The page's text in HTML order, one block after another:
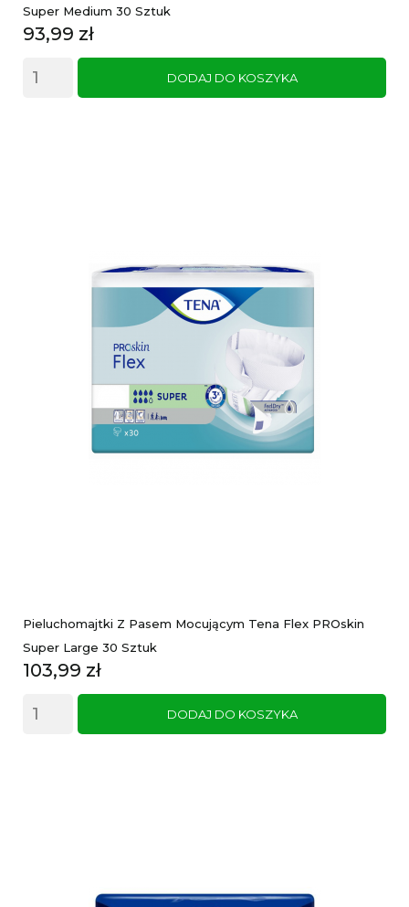
Super Medium 30 Sztuk
Cena
93,99 zł
DODAJ DO KOSZYKA
Pieluchomajtki Z Pasem Mocującym Tena Flex PROskin
Super Large 30 Sztuk
Cena
103,99 zł
DODAJ DO KOSZYKA